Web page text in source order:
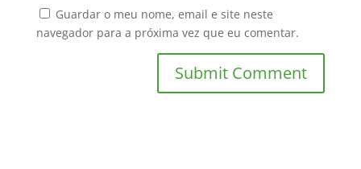
Guardar o meu nome, email e site neste
navegador para a próxima vez que eu comentar.